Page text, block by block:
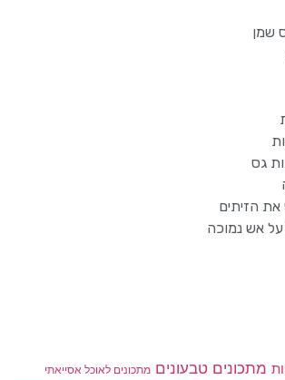
שמן
גס
את הזיתים
אש נמוכה
מתכונים טבעונים מתכונים לאוכל אסייאתי